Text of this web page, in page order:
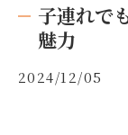
子連れで
魅力
2024/12/05